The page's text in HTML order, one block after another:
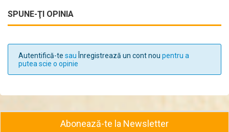
SPUNE-ŢI OPINIA
Autentifică-te sau Înregistrează un cont nou pentru a
putea scie o opinie
Abonează-te la Newsletter